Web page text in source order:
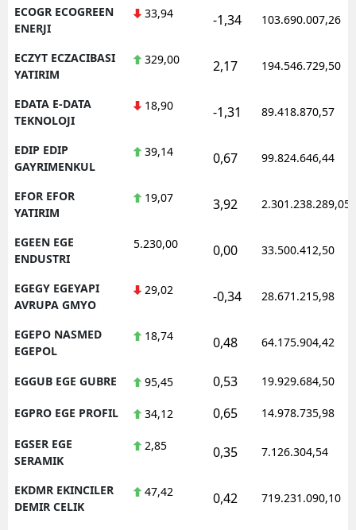
ECOGR ECOGREEN
ENERJI
33,94 -1,34 103.690.007,26
ECZYT ECZACIBASI
YATIRIM
329,00 2,17 194.546.729,50
EDATA E-DATA
TEKNOLOJI
18,90 -1,31 89.418.870,57
EDIP EDIP
GAYRIMENKUL
39,14 0,67 99.824.646,44
EFOR EFOR
YATIRIM
19,07 3,92 2.301.238.289,05
EGEEN EGE
ENDUSTRI
5.230,00 0,00 33.500.412,50
EGEGY EGEYAPI
AVRUPA GMYO
29,02 -0,34 28.671.215,98
EGEPO NASMED
EGEPOL
18,74 0,48 64.175.904,42
EGGUB EGE GUBRE 95,45 0,53 19.929.684,50
EGPRO EGE PROFIL 34,12 0,65 14.978.735,98
EGSER EGE
SERAMIK
2,85 0,35 7.126.304,54
EKDMR EKINCILER
DEMIR CELIK
47,42 0,42 719.231.090,10